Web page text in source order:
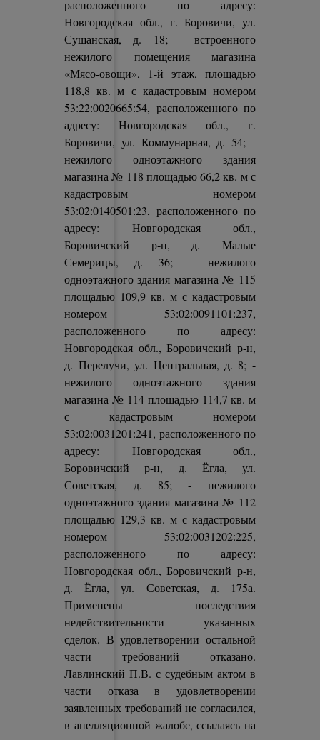
расположенного по адресу:
Новгородская обл., г. Боровичи, ул.
Сушанская, д. 18; - встроенного
нежилого помещения магазина
«Мясо-овощи», 1-й этаж, площадью
118,8 кв. м с кадастровым номером
53:22:0020665:54, расположенного по
адресу: Новгородская обл., г.
Боровичи, ул. Коммунарная, д. 54; -
нежилого одноэтажного здания
магазина № 118 площадью 66,2 кв. м с
кадастровым номером
53:02:0140501:23, расположенного по
адресу: Новгородская обл.,
Боровичский р-н, д. Малые
Семерицы, д. 36; - нежилого
одноэтажного здания магазина № 115
площадью 109,9 кв. м с кадастровым
номером 53:02:0091101:237,
расположенного по адресу:
Новгородская обл., Боровичский р-н,
д. Перелучи, ул. Центральная, д. 8; -
нежилого одноэтажного здания
магазина № 114 площадью 114,7 кв. м
с кадастровым номером
53:02:0031201:241, расположенного по
адресу: Новгородская обл.,
Боровичский р-н, д. Ёгла, ул.
Советская, д. 85; - нежилого
одноэтажного здания магазина № 112
площадью 129,3 кв. м с кадастровым
номером 53:02:0031202:225,
расположенного по адресу:
Новгородская обл., Боровичский р-н,
д. Ёгла, ул. Советская, д. 175а.
Применены последствия
недействительности указанных
сделок. В удовлетворении остальной
части требований отказано.
Лавлинский П.В. с судебным актом в
части отказа в удовлетворении
заявленных требований не согласился,
в апелляционной жалобе, ссылаясь на